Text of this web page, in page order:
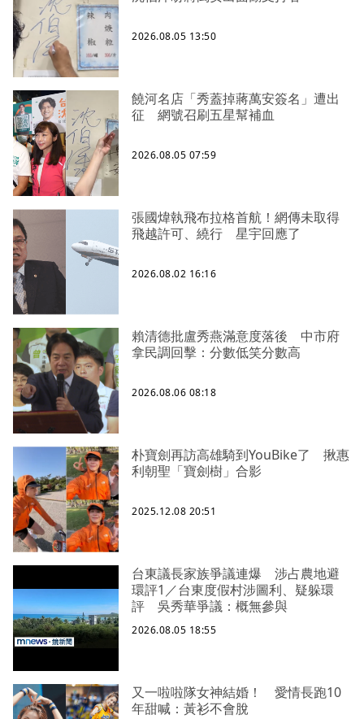
2026.08.05 13:50
饒河名店「秀蓋掉蔣萬安簽名」遭出
征 網號召刷五星幫補血
2026.08.05 07:59
張國煒執飛布拉格首航！網傳未取得
飛越許可、繞行 星宇回應了
2026.08.02 16:16
賴清德批盧秀燕滿意度落後 中市府
拿民調回擊：分數低笑分數高
2026.08.06 08:18
朴寶劍再訪高雄騎到YouBike了 揪惠
利朝聖「寶劍樹」合影
2025.12.08 20:51
台東議長家族爭議連爆 涉占農地避
環評1／台東度假村涉圖利、疑躲環
評 吳秀華爭議：概無參與
2026.08.05 18:55
又一啦啦隊女神結婚！ 愛情長跑10
年甜喊：黃衫不會脫